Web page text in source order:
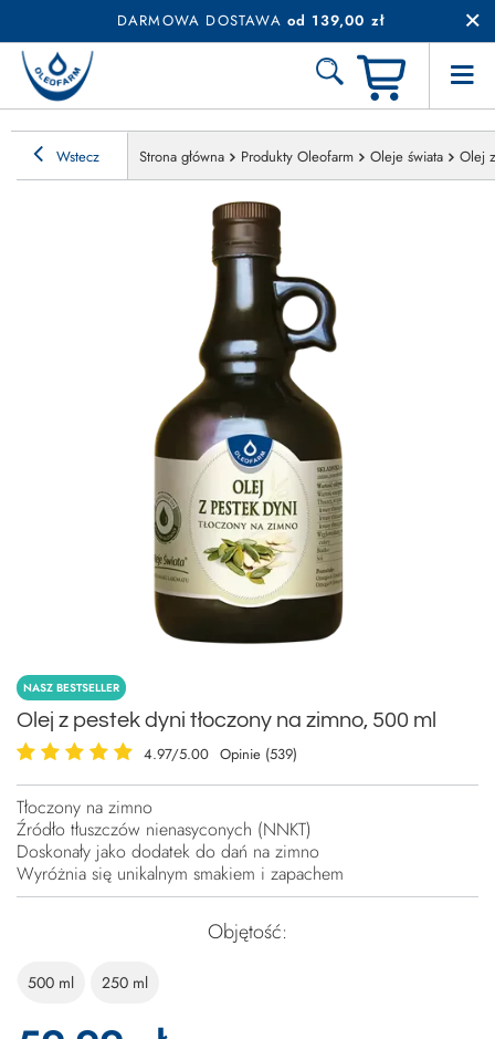
DARMOWA DOSTAWA od 139,00 zł
Wstecz Strona główna Produkty Oleofarm Oleje świata Olej
NASZ BESTSELLER
Olej z pestek dyni tłoczony na zimno, 500 ml
4.97/5.00 Opinie (539)
Tłoczony na zimno
Źródło tłuszczów nienasyconych (NNKT)
Doskonały jako dodatek do dań na zimno
Wyróżnia się unikalnym smakiem i zapachem
Objętość
500 ml 250 ml